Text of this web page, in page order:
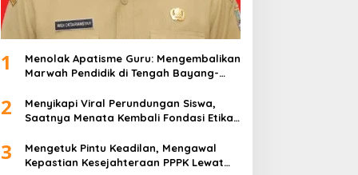
1
Menolak Apatisme Guru: Mengembalikan
Marwah Pendidik di Tengah Bayang-
2
Menyikapi Viral Perundungan Siswa,
Saatnya Menata Kembali Fondasi Etika
3
Mengetuk Pintu Keadilan, Mengawal
Kepastian Kesejahteraan PPPK Lewat